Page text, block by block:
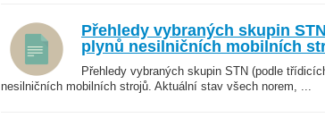
Přehledy vybraných skupin
plynů nesilničních mobilních
Přehledy vybraných skupin STN (podle
nesilničních mobilních strojů. Aktuální stav všech norem, ...